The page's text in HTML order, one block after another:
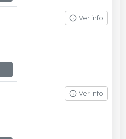
Ver info
Ver info